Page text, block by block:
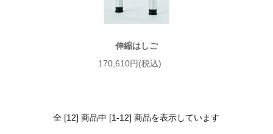
伸縮はしご
170,610円(税込)
全 [12] 商品中 [1-12] 商品を表示しています